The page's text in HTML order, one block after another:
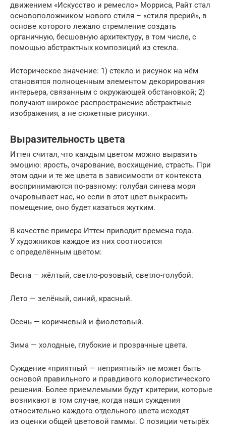
движением «Искусство и ремесло» Морриса, Райт стал
основоположником нового стиля – «стиля прерий», в
основе которого лежало стремление создать
органичную, бесшовную архитектуру, в том числе, с
помощью абстрактных композиций из стекла.
Историческое значение: 1) стекло и рисунок на нём
становятся полноценным элементом декорирования
интерьера, связанным с окружающей обстановкой; 2)
получают широкое распространение абстрактные
изображения, а не сюжетные рисунки.
Выразительность цвета
Иттен считал, что каждым цветом можно выразить
эмоцию: ярость, очарование, восхищение, страсть. При
этом одни и те же цвета в зависимости от контекста
воспринимаются по-разному: голубая синева моря
очаровывает нас, но если в этот цвет выкрасить
помещение, оно будет казаться жутким.
В качестве примера Иттен приводит времена года.
У художников каждое из них соотносится
с определённым цветом:
Весна — жёлтый, светло-розовый, светло-голубой.
Лето — зелёный, синий, красный.
Осень — коричневый и фиолетовый.
Зима — холодные, глубокие и прозрачные цвета.
Суждение «приятный — неприятный» не может быть
основой правильного и правдивого колористического
решения. Более приемлемыми будут критерии, которые
возникают в том случае, когда наши суждения
относительно каждого отдельного цвета исходят
из оценки общей цветовой гаммы. С позиции четырёх